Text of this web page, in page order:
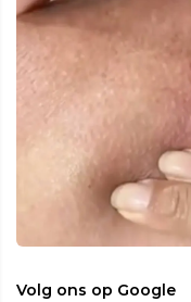
Volg ons op Google